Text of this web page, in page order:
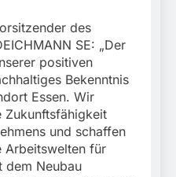
des
SE: „Der
positiven
Bekenntnis
Essen. Wir
Zukunftsfähigkeit
und schaffen
Arbeitswelten für
dem Neubau